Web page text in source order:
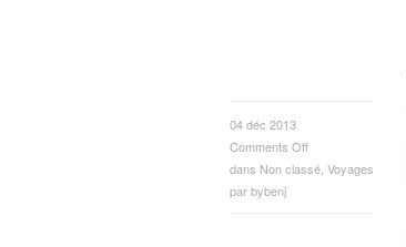
04 déc 2013
Comments Off
dans Non classé Voyages
parbybenj